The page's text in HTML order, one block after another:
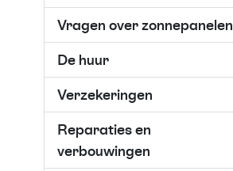
Vragen over zonnepanelen
De huur
Verzekeringen
Reparaties en
verbouwingen